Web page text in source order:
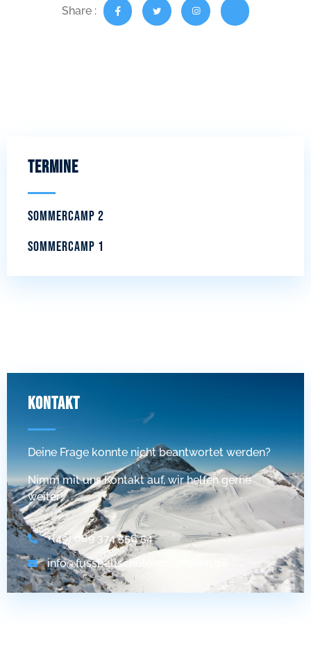
Share :
Termine
Sommercamp 2
Sommercamp 1
KONTAKT
Deine Frage konnte nicht beantwortet werden?
Nimm mit uns Kontakt auf, wir helfen gerne
weiter!
+(49) 089 374 556 54
info@fussballschule-muenchen.de